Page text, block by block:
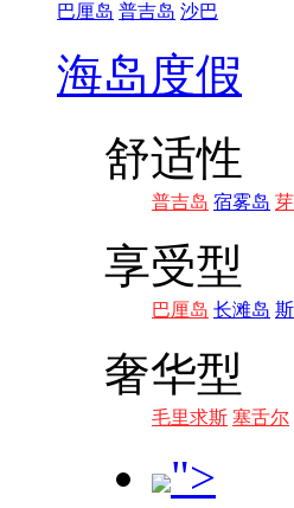
巴厘岛 普吉岛 沙巴
海岛度假
舒适性
普吉岛 宿雾岛
享受型
巴厘岛 长滩岛
奢华型
毛里求斯 塞舌尔
">